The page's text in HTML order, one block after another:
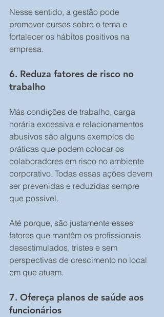
Nesse sentido, a gestão pode
promover cursos sobre o tema e
fortalecer os hábitos positivos na
empresa.
6. Reduza fatores de risco no
trabalho
Más condições de trabalho, carga
horária excessiva e relacionamentos
abusivos são alguns exemplos de
práticas que podem colocar os
colaboradores em risco no ambiente
corporativo. Todas essas ações devem
ser prevenidas e reduzidas sempre
que possível.
Até porque, são justamente esses
fatores que mantêm os profissionais
desestimulados, tristes e sem
perspectivas de crescimento no local
em que atuam.
7. Ofereça planos de saúde aos
funcionários